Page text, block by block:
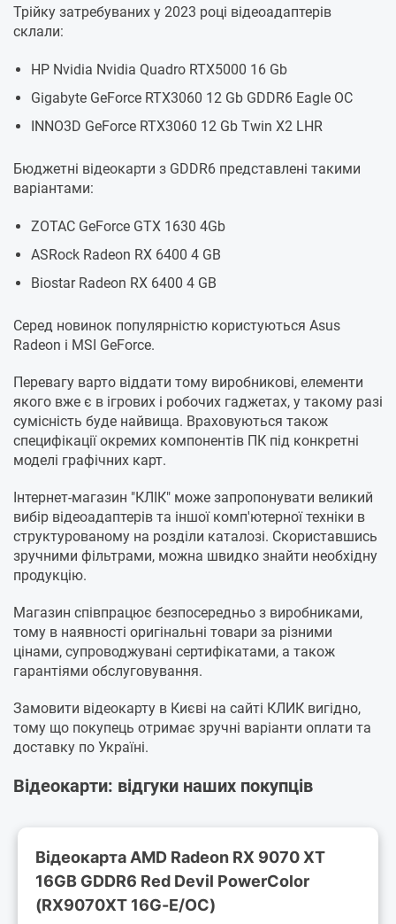
Трійку затребуваних у 2023 році відеоадаптерів
склали:
HP Nvidia Nvidia Quadro RTX5000 16 Gb
Gigabyte GeForce RTX3060 12 Gb GDDR6 Eagle OC
INNO3D GeForce RTX3060 12 Gb Twin X2 LHR
Бюджетні відеокарти з GDDR6 представлені такими
варіантами:
ZOTAC GeForce GTX 1630 4Gb
ASRock Radeon RX 6400 4 GB
Biostar Radeon RX 6400 4 GB
Серед новинок популярністю користуються Asus
Radeon і MSI GeForce.
Перевагу варто віддати тому виробникові, елементи
якого вже є в ігрових і робочих гаджетах, у такому разі
сумісність буде найвища. Враховуються також
специфікації окремих компонентів ПК під конкретні
моделі графічних карт.
Інтернет-магазин "КЛІК" може запропонувати великий
вибір відеоадаптерів та іншої комп'ютерної техніки в
структурованому на розділи каталозі. Скориставшись
зручними фільтрами, можна швидко знайти необхідну
продукцію.
Магазин співпрацює безпосередньо з виробниками,
тому в наявності оригінальні товари за різними
цінами, супроводжувані сертифікатами, а також
гарантіями обслуговування.
Замовити відеокарту в Києві на сайті КЛИК вигідно,
тому що покупець отримає зручні варіанти оплати та
доставку по Україні.
Відеокарти: відгуки наших покупців
Відеокарта AMD Radeon RX 9070 XT
16GB GDDR6 Red Devil PowerColor
(RX9070XT 16G-E/OC)